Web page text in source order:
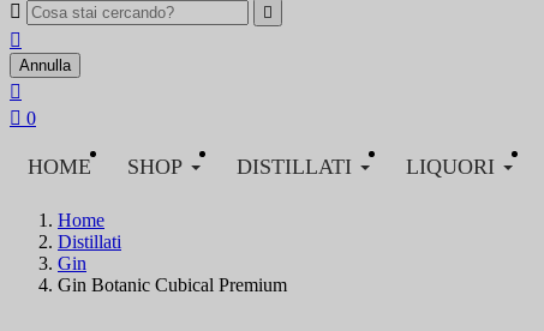
 

Annulla

 0
HOME SHOP DISTILLATI LIQUORI
Home
Distillati
Gin
Gin Botanic Cubical Premium